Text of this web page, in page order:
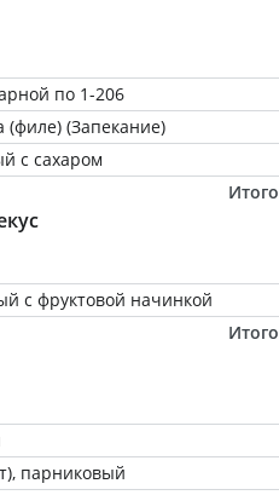
по 1-206
(филе) (Запекание)
с сахаром
Итого
с фруктовой начинкой
Итого
парниковый